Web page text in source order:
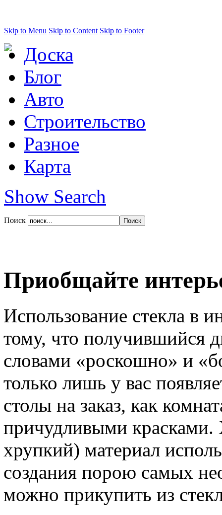
Skip to Menu Skip to Content Skip to Footer
Доска
Блог
Авто
Строительство
Разное
Карта
Show Search
Поиск
Приобщайте
Использование стекла в
тому, что получившийся
словами «роскошно» и
только лишь у вас
столы на заказ, как
причудливыми
хрупкий) материал
создания порою самых
можно прикупить из